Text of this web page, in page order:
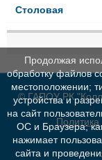
Столовая
© ГАПОУ РК
Продолжая
обработку файлов
местоположении;
устройства и
на сайт
ОС и Браузера;
нажимает
сайта и